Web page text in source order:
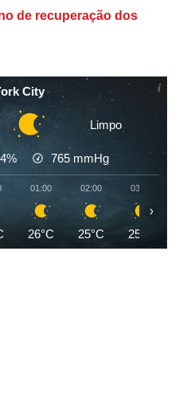
de recuperação dos
City
Limpo
765 mmHg
01:00
26°C
02:00
25°C
03:00
25°C
›